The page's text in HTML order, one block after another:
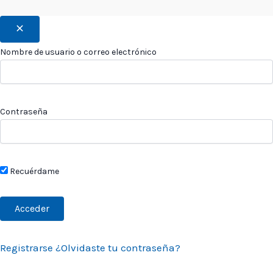
Nombre de usuario o correo electrónico
Contraseña
Recuérdame
Registrarse ¿Olvidaste tu contraseña?